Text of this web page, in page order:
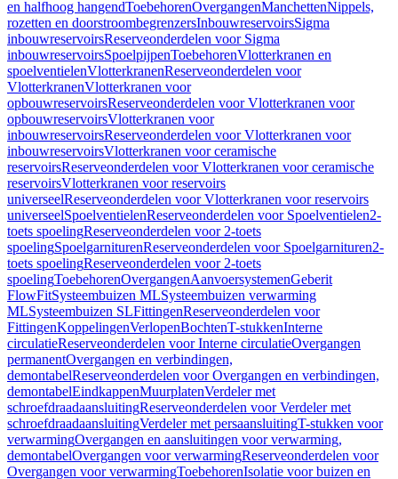
en halfhoog hangendToebehorenOvergangenManchettenNippels,
rozetten en doorstroombegrenzersInbouwreservoirsSigma
inbouwreservoirsReserveonderdelen voor Sigma
inbouwreservoirsSpoelpijpenToebehorenVlotterkranen en
spoelventielenVlotterkranenReserveonderdelen voor
VlotterkranenVlotterkranen voor
opbouwreservoirsReserveonderdelen voor Vlotterkranen voor
opbouwreservoirsVlotterkranen voor
inbouwreservoirsReserveonderdelen voor Vlotterkranen voor
inbouwreservoirsVlotterkranen voor ceramische
reservoirsReserveonderdelen voor Vlotterkranen voor ceramische
reservoirsVlotterkranen voor reservoirs
universeelReserveonderdelen voor Vlotterkranen voor reservoirs
universeelSpoelventielenReserveonderdelen voor Spoelventielen2-
toets spoelingReserveonderdelen voor 2-toets
spoelingSpoelgarniturenReserveonderdelen voor Spoelgarnituren2-
toets spoelingReserveonderdelen voor 2-toets
spoelingToebehorenOvergangenAanvoersystemenGeberit
FlowFitSysteembuizen MLSysteembuizen verwarming
MLSysteembuizen SLFittingenReserveonderdelen voor
FittingenKoppelingenVerlopenBochtenT-stukkenInterne
circulatieReserveonderdelen voor Interne circulatieOvergangen
permanentOvergangen en verbindingen,
demontabelReserveonderdelen voor Overgangen en verbindingen,
demontabelEindkappenMuurplatenVerdeler met
schroefdraadaansluitingReserveonderdelen voor Verdeler met
schroefdraadaansluitingVerdeler met persaansluitingT-stukken voor
verwarmingOvergangen en aansluitingen voor verwarming,
demontabelOvergangen voor verwarmingReserveonderdelen voor
Overgangen voor verwarmingToebehorenIsolatie voor buizen en